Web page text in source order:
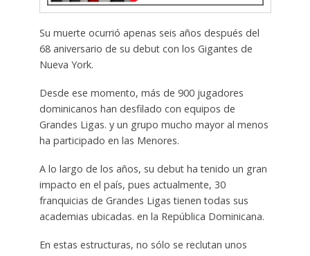
Su muerte ocurrió apenas seis años después del
68 aniversario de su debut con los Gigantes de
Nueva York.
Desde ese momento, más de 900 jugadores
dominicanos han desfilado con equipos de
Grandes Ligas. y un grupo mucho mayor al menos
ha participado en las Menores.
A lo largo de los años, su debut ha tenido un gran
impacto en el país, pues actualmente, 30
franquicias de Grandes Ligas tienen todas sus
academias ubicadas. en la República Dominicana.
En estas estructuras, no sólo se reclutan unos